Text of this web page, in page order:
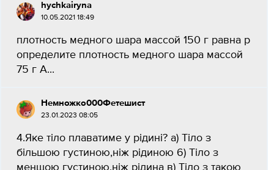
hychkairyna
10.05.2021 18:49
плотность медного шара массой 150 г равна p
определите плотность медного шара массой
75 г А...
Немножко000Фетешист
23.01.2023 08:05
4.Яке тіло плаватиме у рідині? а) Тіло з
більшою густиною,ніж рідиною 6) Тіло з
меншою густиною,ніж рідина в) Тіло з такою